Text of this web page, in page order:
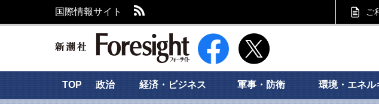
国際情報サイト ご
新潮社 Foresight フォーサイト
TOP 政治 経済・ビジネス 軍事・防衛 環境・エネル